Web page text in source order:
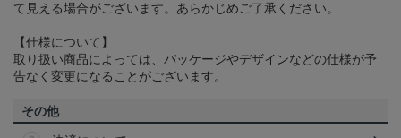
て見える場合がございます。あらかじめご了承ください。
【仕様について】
取り扱い商品によっては、パッケージやデザインなどの仕様が予
告なく変更になることがございます。
その他